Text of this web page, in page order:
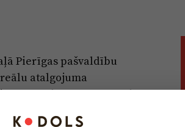
Pierīgas pašvaldību
atalgojuma
pedagogu personāla